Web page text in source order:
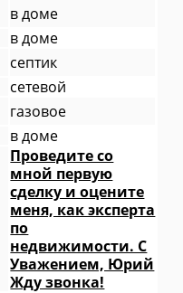
в доме
в доме
септик
сетевой
газовое
в доме
Проведите со
мной первую
сделку и оцените
меня, как эксперта
по
недвижимости. С
Уважением, Юрий
Жду звонка!